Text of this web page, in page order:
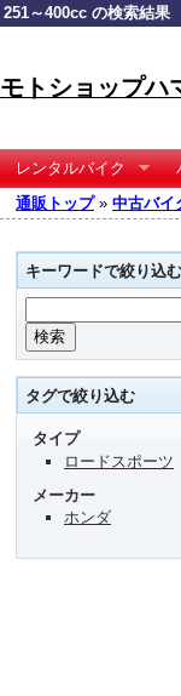
251～400cc の検索結果
モトショップハ
レンタルバイク
通販トップ» 中古バイ
キーワードで絞り込む
タグで絞り込む
タイプ
ロードスポーツ
メーカー
ホンダ